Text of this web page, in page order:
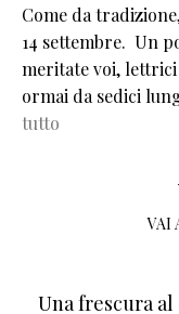
Come da
14 settembre. Un
meritate voi,
ormai da sedici
tutto
VAI
Una frescura